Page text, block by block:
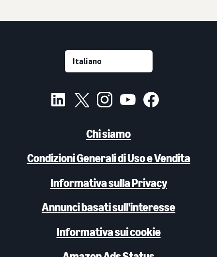
Chi siamo
Condizioni Generali di Uso e Vendita
Informativa sulla Privacy
Annunci basati sull'interesse
Informativa sui cookie